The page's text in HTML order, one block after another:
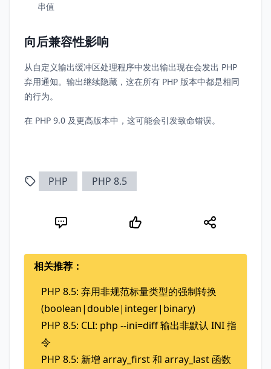
串值
向后兼容性影响
从自定义输出缓冲区处理程序中发出输出现在会发出 PHP
弃用通知。输出继续隐藏，这在所有 PHP 版本中都是相同
的行为。
在 PHP 9.0 及更高版本中，这可能会引发致命错误。
PHP PHP 8.5
相关推荐：
PHP 8.5: 弃用非规范标量类型的强制转换
(boolean|double|integer|binary)
PHP 8.5: CLI: php --ini=diff 输出非默认 INI 指
令
PHP 8.5: 新增 array_first 和 array_last 函数